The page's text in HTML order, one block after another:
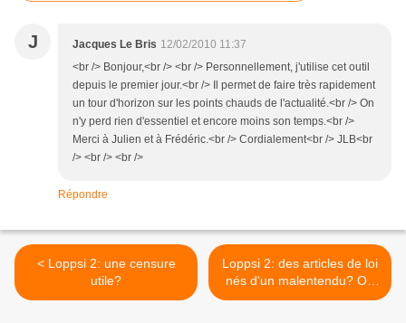
J Jacques Le Bris 12/02/2010 11:37
<br /> Bonjour,<br /> <br /> Personnellement, j'utilise cet outil
depuis le premier jour.<br /> Il permet de faire très rapidement
un tour d'horizon sur les points chauds de l'actualité.<br /> On
n'y perd rien d'essentiel et encore moins son temps.<br />
Merci à Julien et à Frédéric.<br /> Cordialement<br /> JLB<br
/> <br /> <br />
Répondre
< Loppsi 2: une censure
utile?
Loppsi 2: des articles de loi
nés d'un malentendu? Ou
mauvaise foi? >